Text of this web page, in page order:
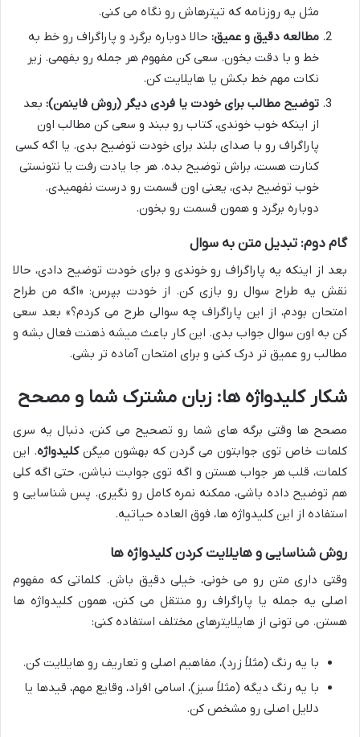
مثل یه روزنامه که تیترهاش رو نگاه می کنی.
مطالعه دقیق و عمیق: حالا دوباره برگرد و پاراگراف رو خط به
خط و با دقت بخون. سعی کن مفهوم هر جمله رو بفهمی. زیر
نکات مهم خط بکش یا هایلایت کن.
توضیح مطالب برای خودت یا فردی دیگر (روش فاینمن): بعد
از اینکه خوب خوندی، کتاب رو ببند و سعی کن مطالب اون
پاراگراف رو با صدای بلند برای خودت توضیح بدی. یا اگه کسی
کنارت هست، براش توضیح بده. هر جا یادت رفت یا نتونستی
خوب توضیح بدی، یعنی اون قسمت رو درست نفهمیدی.
دوباره برگرد و همون قسمت رو بخون.
گام دوم: تبدیل متن به سوال
بعد از اینکه یه پاراگراف رو خوندی و برای خودت توضیح دادی، حالا
نقش یه طراح سوال رو بازی کن. از خودت بپرس: «اگه من طراح
امتحان بودم، از این پاراگراف چه سوالی طرح می کردم؟» بعد سعی
کن به اون سوال جواب بدی. این کار باعث میشه ذهنت فعال بشه و
مطالب رو عمیق تر درک کنی و برای امتحان آماده تر بشی.
شکار کلیدواژه ها: زبان مشترک شما و مصحح
مصحح ها وقتی برگه های شما رو تصحیح می کنن، دنبال یه سری
کلمات خاص توی جوابتون می گردن که بهشون میگنکلیدواژه. این
کلمات، قلب هر جواب هستن و اگه توی جوابت نباشن، حتی اگه کلی
هم توضیح داده باشی، ممکنه نمره کامل رو نگیری. پس شناسایی و
استفاده از این کلیدواژه ها، فوق العاده حیاتیه.
روش شناسایی و هایلایت کردن کلیدواژه ها
وقتی داری متن رو می خونی، خیلی دقیق باش. کلماتی که مفهوم
اصلی یه جمله یا پاراگراف رو منتقل می کنن، همون کلیدواژه ها
هستن. می تونی از هایلایترهای مختلف استفاده کنی:
با یه رنگ (مثلاً زرد)، مفاهیم اصلی و تعاریف رو هایلایت کن.
با یه رنگ دیگه (مثلاً سبز)، اسامی افراد، وقایع مهم، قیدها یا
دلایل اصلی رو مشخص کن.